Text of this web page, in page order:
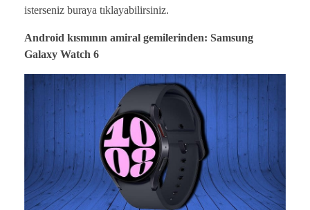
isterseniz buraya tıklayabilirsiniz.
Android kısmının amiral gemilerinden: Samsung
Galaxy Watch 6